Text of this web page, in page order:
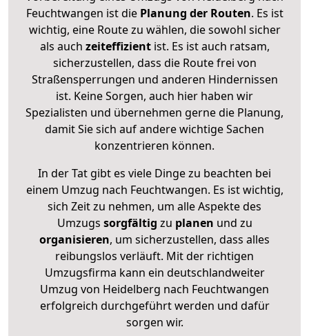
Feuchtwangen ist diePlanung der Routen. Es ist
wichtig, eine Route zu wählen, die sowohl sicher
als auch zeiteffizientist. Es ist auch ratsam,
sicherzustellen, dass die Route frei von
Straßensperrungen und anderen Hindernissen
ist. Keine Sorgen, auch hier haben wir
Spezialisten und übernehmen gerne die Planung,
damit Sie sich auf andere wichtige Sachen
konzentrieren können.
In der Tat gibt es viele Dinge zu beachten bei
einem Umzug nach Feuchtwangen. Es ist wichtig,
sich Zeit zu nehmen, um alle Aspekte des
Umzugs sorgfältig zu planen und zu
organisieren, um sicherzustellen, dass alles
reibungslos verläuft. Mit der richtigen
Umzugsfirma kann ein deutschlandweiter
Umzug von Heidelberg nach Feuchtwangen
erfolgreich durchgeführt werden und dafür
sorgen wir.